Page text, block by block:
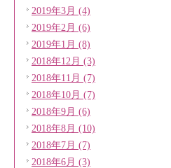
2019年3月 (4)
2019年2月 (6)
2019年1月 (8)
2018年12月 (3)
2018年11月 (7)
2018年10月 (7)
2018年9月 (6)
2018年8月 (10)
2018年7月 (7)
2018年6月 (3)